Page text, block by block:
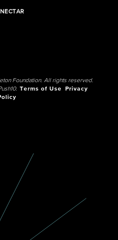
Foundation. All rights reserved.
Terms of Use
Privacy